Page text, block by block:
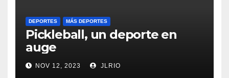
DEPORTES MÁS DEPORTES
Pickleball, un deporte en
auge
NOV 12, 2023 JLRIO